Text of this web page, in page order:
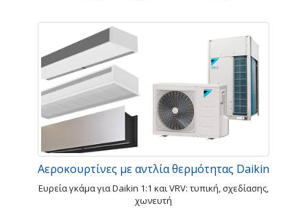
Αεροκουρτίνες με αντλία θερμότητας Daikin
Ευρεία γκάμα για Daikin 1:1 και VRV: τυπική, σχεδίασης,
χωνευτή